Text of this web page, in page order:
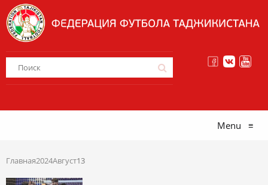
Menu ≡
Главная2024Август13